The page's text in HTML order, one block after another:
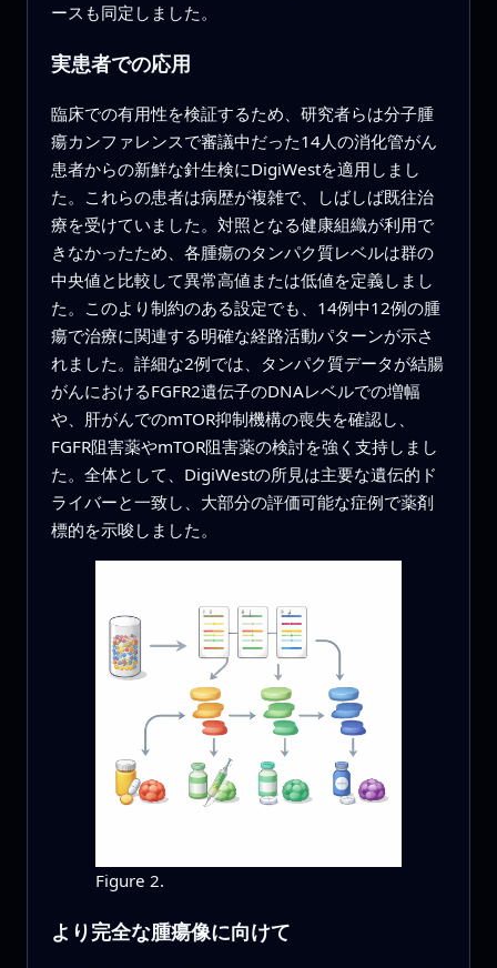
ースも同定しました。
実患者での応用
臨床での有用性を検証するため、研究者らは分子腫
瘍カンファレンスで審議中だった14人の消化管がん
患者からの新鮮な針生検にDigiWestを適用しまし
た。これらの患者は病歴が複雑で、しばしば既往治
療を受けていました。対照となる健康組織が利用で
きなかったため、各腫瘍のタンパク質レベルは群の
中央値と比較して異常高値または低値を定義しまし
た。このより制約のある設定でも、14例中12例の腫
瘍で治療に関連する明確な経路活動パターンが示さ
れました。詳細な2例では、タンパク質データが結腸
がんにおけるFGFR2遺伝子のDNAレベルでの増幅
や、肝がんでのmTOR抑制機構の喪失を確認し、
FGFR阻害薬やmTOR阻害薬の検討を強く支持しまし
た。全体として、DigiWestの所見は主要な遺伝的ド
ライバーと一致し、大部分の評価可能な症例で薬剤
標的を示唆しました。
Figure 2.
より完全な腫瘍像に向けて